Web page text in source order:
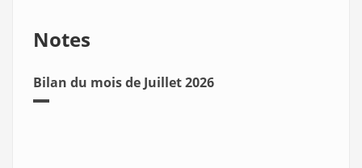
Notes
Bilan du mois de Juillet 2026